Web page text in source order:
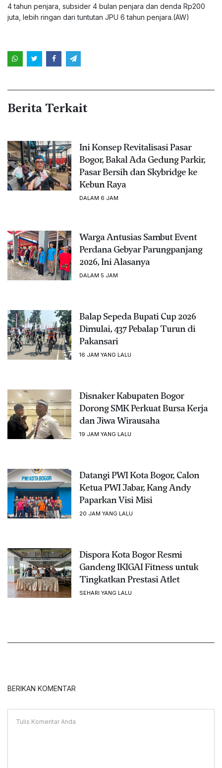
4 tahun penjara, subsider 4 bulan penjara dan denda Rp200
juta, lebih ringan dari tuntutan JPU 6 tahun penjara.(AW)
Berita Terkait
Ini Konsep Revitalisasi Pasar
Bogor, Bakal Ada Gedung Parkir,
Pasar Bersih dan Skybridge ke
Kebun Raya
DALAM 6 JAM
Warga Antusias Sambut Event
Perdana Gebyar Parungpanjang
2026, Ini Alasanya
DALAM 5 JAM
Balap Sepeda Bupati Cup 2026
Dimulai, 437 Pebalap Turun di
Pakansari
16 JAM YANG LALU
Disnaker Kabupaten Bogor
Dorong SMK Perkuat Bursa Kerja
dan Jiwa Wirausaha
19 JAM YANG LALU
Datangi PWI Kota Bogor, Calon
Ketua PWI Jabar, Kang Andy
Paparkan Visi Misi
20 JAM YANG LALU
Dispora Kota Bogor Resmi
Gandeng IKIGAI Fitness untuk
Tingkatkan Prestasi Atlet
SEHARI YANG LALU
BERIKAN KOMENTAR